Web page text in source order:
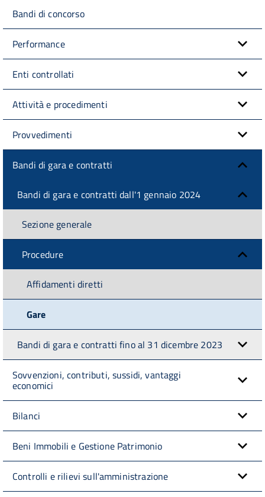
Bandi di concorso
Performance
Enti controllati
Attività e procedimenti
Provvedimenti
Bandi di gara e contratti
Bandi di gara e contratti dall'1 gennaio 2024
Sezione generale
Procedure
Affidamenti diretti
Gare
Bandi di gara e contratti fino al 31 dicembre 2023
Sovvenzioni, contributi, sussidi, vantaggi
economici
Bilanci
Beni Immobili e Gestione Patrimonio
Controlli e rilievi sull'amministrazione